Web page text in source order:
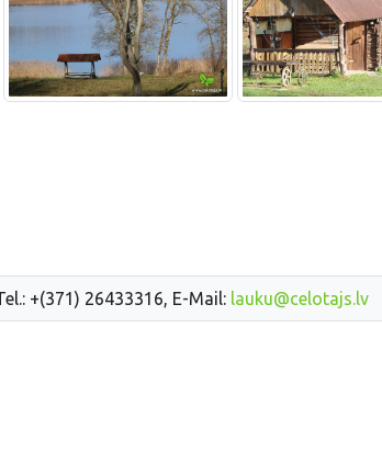
+(371) 26433316, E-Mail: lauku@celotajs.lv